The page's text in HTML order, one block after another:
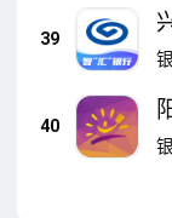
39
40